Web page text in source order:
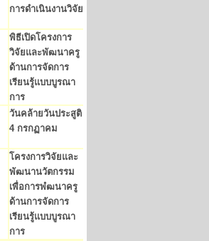
การดำเนินงานวิจัย
พิธีเปิดโครงการ
วิจัยและพัฒนาครู
ด้านการจัดการ
เรียนรู้แบบบูรณา
การ
วันคล้ายวันประสูติ
4 กรกฏาคม
โครงการวิจัยและ
พัฒนานวัตกรรม
เพื่อการพํฒนาครู
ด้านการจัดการ
เรียนรู้แบบบูรณา
การ